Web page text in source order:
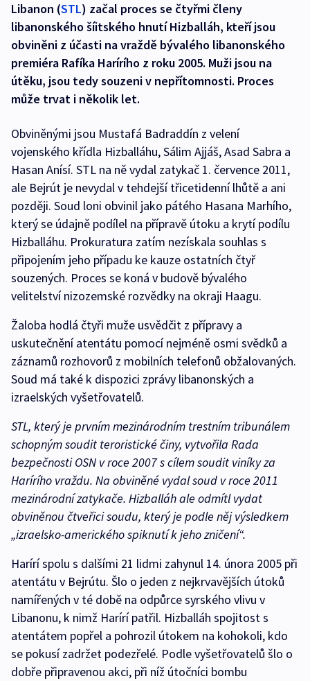
Libanon (STL) začal proces se čtyřmi členy
libanonského šíitského hnutí Hizballáh, kteří jsou
obviněni z účasti na vraždě bývalého libanonského
premiéra Rafíka Harírího z roku 2005. Muži jsou na
útěku, jsou tedy souzeni v nepřítomnosti. Proces
může trvat i několik let.
Obviněnými jsou Mustafá Badraddín z velení
vojenského křídla Hizballáhu, Sálim Ajjáš, Asad Sabra a
Hasan Anísí. STL na ně vydal zatykač 1. července 2011,
ale Bejrút je nevydal v tehdejší třicetidenní lhůtě a ani
později. Soud loni obvinil jako pátého Hasana Marhího,
který se údajně podílel na přípravě útoku a krytí podílu
Hizballáhu. Prokuratura zatím nezískala souhlas s
připojením jeho případu ke kauze ostatních čtyř
souzených. Proces se koná v budově bývalého
velitelství nizozemské rozvědky na okraji Haagu.
Žaloba hodlá čtyři muže usvědčit z přípravy a
uskutečnění atentátu pomocí nejméně osmi svědků a
záznamů rozhovorů z mobilních telefonů obžalovaných.
Soud má také k dispozici zprávy libanonských a
izraelských vyšetřovatelů.
STL, který je prvním mezinárodním trestním tribunálem
schopným soudit teroristické činy, vytvořila Rada
bezpečnosti OSN v roce 2007 s cílem soudit viníky za
Harírího vraždu. Na obviněné vydal soud v roce 2011
mezinárodní zatykače. Hizballáh ale odmítl vydat
obviněnou čtveřici soudu, který je podle něj výsledkem
„izraelsko-amerického spiknutí k jeho zničení“.
Harírí spolu s dalšími 21 lidmi zahynul 14. února 2005 při
atentátu v Bejrútu. Šlo o jeden z nejkrvavějších útoků
namířených v té době na odpůrce syrského vlivu v
Libanonu, k nimž Harírí patřil. Hizballáh spojitost s
atentátem popřel a pohrozil útokem na kohokoli, kdo
se pokusí zadržet podezřelé. Podle vyšetřovatelů šlo o
dobře připravenou akci, při níž útočníci bombu